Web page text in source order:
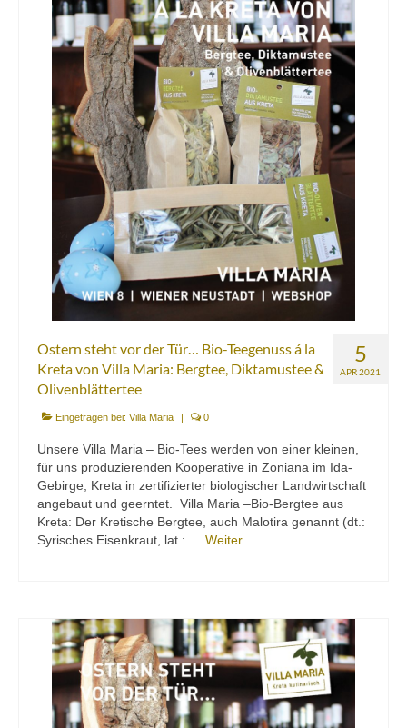
5
APR 2021
Ostern steht vor der Tür… Bio-Teegenuss á la
Kreta von Villa Maria: Bergtee, Diktamustee &
Olivenblättertee
Eingetragen bei: Villa Maria | 0
Unsere Villa Maria – Bio-Tees werden von einer kleinen,
für uns produzierenden Kooperative in Zoniana im Ida-
Gebirge, Kreta in zertifizierter biologischer Landwirtschaft
angebaut und geerntet. Villa Maria –Bio-Bergtee aus
Kreta: Der Kretische Bergtee, auch Malotira genannt (dt.:
Syrisches Eisenkraut, lat.: … Weiter